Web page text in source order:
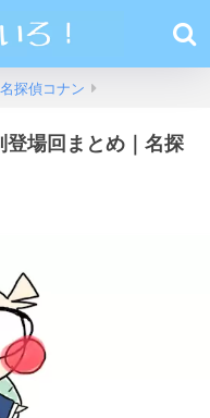
名探偵コナン
場回まとめ｜名探